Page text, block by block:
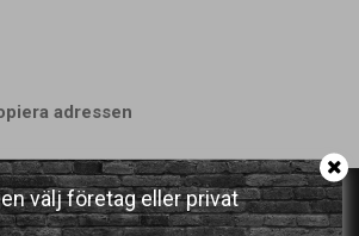
välj företag eller privat
adressen
för professionell hjälp &